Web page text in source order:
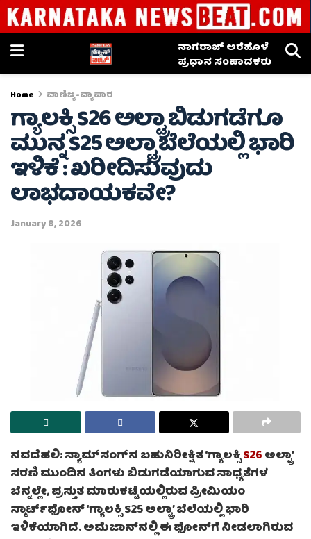
ನಾಗರಾಜ್ ಅರೆಹೊಳೆ
ಪ್ರಧಾನ ಸಂಪಾದಕರು
Home ವಾಣಿಜ್ಯ-ವ್ಯಾಪಾರ
ಗ್ಯಾಲಕ್ಸಿ S26 ಅಲ್ಟ್ರಾ ಬಿಡುಗಡೆಗೂ
ಮುನ್ನ S25 ಅಲ್ಟ್ರಾ ಬೆಲೆಯಲ್ಲಿ ಭಾರಿ
ಇಳಿಕೆ : ಖರೀದಿಸುವುದು
ಲಾಭದಾಯಕವೇ?
January 8, 2026
ನವದೆಹಲಿ: ಸ್ಯಾಮ್‌ಸಂಗ್‌ನ ಬಹುನಿರೀಕ್ಷಿತ ‘ಗ್ಯಾಲಕ್ಸಿS26ಅಲ್ಟ್ರಾ’
ಸರಣಿ ಮುಂದಿನ ತಿಂಗಳು ಬಿಡುಗಡೆಯಾಗುವ ಸಾಧ್ಯತೆಗಳ
ಬೆನ್ನಲ್ಲೇ, ಪ್ರಸ್ತುತ ಮಾರುಕಟ್ಟೆಯಲ್ಲಿರುವ ಪ್ರೀಮಿಯಂ
ಸ್ಮಾರ್ಟ್‌ಫೋನ್ ‘ಗ್ಯಾಲಕ್ಸಿ S25 ಅಲ್ಟ್ರಾ’ ಬೆಲೆಯಲ್ಲಿ ಭಾರಿ
ಇಳಿಕೆಯಾಗಿದೆ. ಅಮೆಜಾನ್‌ನಲ್ಲಿ ಈ ಫೋನ್‌ಗೆ ನೀಡಲಾಗಿರುವ